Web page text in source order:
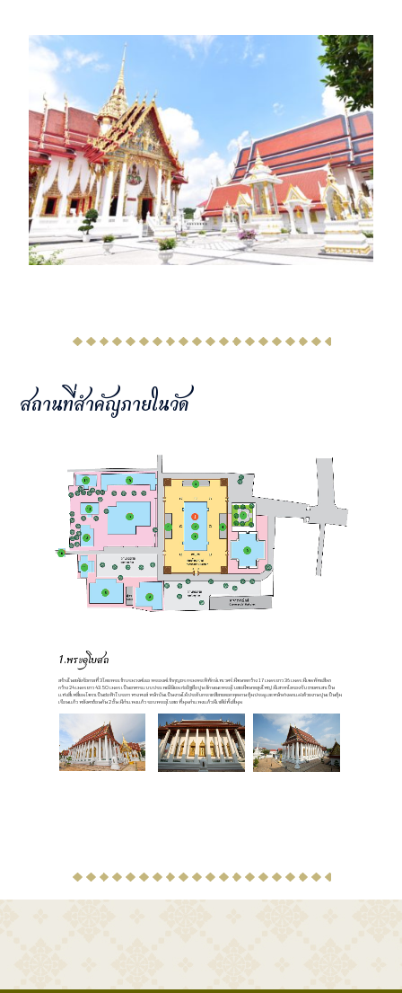
สถานที่สำคัญภายในวัด
1.พระอุโบสถ
สร้างในสมัยรัชกาลที่ 3 โดยพระเจ้าบรมวงศ์เธอ พระองค์เจ้ากุญชร กรมพระพิทักษ์เทเวศร์ มีขนาดกว้าง 17 เมตร ยาว 36 เมตร มีเขตพัทธสีมา
กว้าง 24 เมตร ยาว 43.50 เมตร เป็นอาคารแบบประเพณีนิยม ก่ออิฐถือปูน ลักษณะพระอุโบสถมีขนาดสูงใหญ่ มีเสาพาไลรองรับ ชายคาเสาเป็น
แท่งสี่เหลี่ยม ไขราเป็นช่อฟ้า ใบระกา หางหงส์ หน้าบันเป็นงานไม้ประดับกระจกสีลายดอกพุดตาน ซุ้มประตูและหน้าต่างตกแต่งด้วยงานปูนเป็นซุ้ม
เรือนแก้ว หลังคาซ้อนกัน 2 ชั้น มีกำแพงแก้ว รอบพระอุโบสถ ที่มุมกำแพงแก้วมีเจดีย์ทั้งสี่มุม